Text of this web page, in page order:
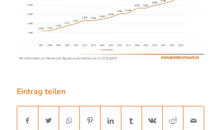
Eintrag teilen